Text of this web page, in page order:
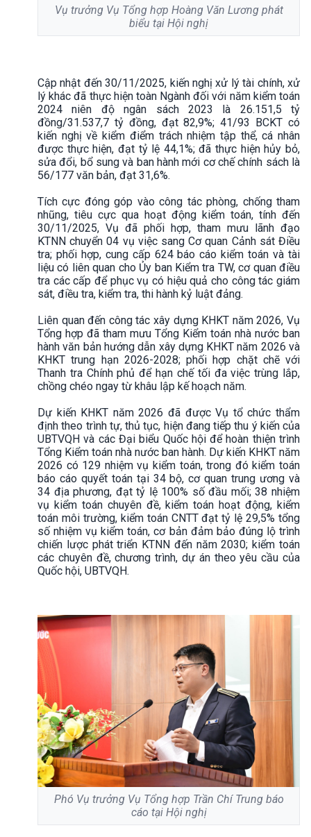
Vụ trưởng Vụ Tổng hợp Hoàng Văn Lương phát
biểu tại Hội nghị
Cập nhật đến 30/11/2025, kiến nghị xử lý tài chính, xử
lý khác đã thực hiện toàn Ngành đối với năm kiểm toán
2024 niên độ ngân sách 2023 là 26.151,5 tỷ
đồng/31.537,7 tỷ đồng, đạt 82,9%; 41/93 BCKT có
kiến nghị về kiểm điểm trách nhiệm tập thể, cá nhân
được thực hiện, đạt tỷ lệ 44,1%; đã thực hiện hủy bỏ,
sửa đổi, bổ sung và ban hành mới cơ chế chính sách là
56/177 văn bản, đạt 31,6%.
Tích cực đóng góp vào công tác phòng, chống tham
nhũng, tiêu cực qua hoạt động kiểm toán, tính đến
30/11/2025, Vụ đã phối hợp, tham mưu lãnh đạo
KTNN chuyển 04 vụ việc sang Cơ quan Cảnh sát Điều
tra; phối hợp, cung cấp 624 báo cáo kiểm toán và tài
liệu có liên quan cho Ủy ban Kiểm tra TW, cơ quan điều
tra các cấp để phục vụ có hiệu quả cho công tác giám
sát, điều tra, kiểm tra, thi hành kỷ luật đảng.
Liên quan đến công tác xây dựng KHKT năm 2026, Vụ
Tổng hợp đã tham mưu Tổng Kiểm toán nhà nước ban
hành văn bản hướng dẫn xây dựng KHKT năm 2026 và
KHKT trung hạn 2026-2028; phối hợp chặt chẽ với
Thanh tra Chính phủ để hạn chế tối đa việc trùng lắp,
chồng chéo ngay từ khâu lập kế hoạch năm.
Dự kiến KHKT năm 2026 đã được Vụ tổ chức thẩm
định theo trình tự, thủ tục, hiện đang tiếp thu ý kiến của
UBTVQH và các Đại biểu Quốc hội để hoàn thiện trình
Tổng Kiểm toán nhà nước ban hành. Dự kiến KHKT năm
2026 có 129 nhiệm vụ kiểm toán, trong đó kiểm toán
báo cáo quyết toán tại 34 bộ, cơ quan trung ương và
34 địa phương, đạt tỷ lệ 100% số đầu mối; 38 nhiệm
vụ kiểm toán chuyên đề, kiểm toán hoạt động, kiểm
toán môi trường, kiểm toán CNTT đạt tỷ lệ 29,5% tổng
số nhiệm vụ kiểm toán, cơ bản đảm bảo đúng lộ trình
chiến lược phát triển KTNN đến năm 2030; kiểm toán
các chuyên đề, chương trình, dự án theo yêu cầu của
Quốc hội, UBTVQH.
Phó Vụ trưởng Vụ Tổng hợp Trần Chí Trung báo
cáo tại Hội nghị